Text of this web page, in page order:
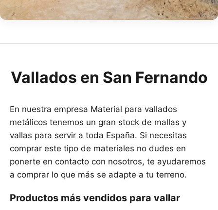
Vallados en San Fernando
En nuestra empresa Material para vallados
metálicos tenemos un gran stock de mallas y
vallas para servir a toda España. Si necesitas
comprar este tipo de materiales no dudes en
ponerte en contacto con nosotros, te ayudaremos
a comprar lo que más se adapte a tu terreno.
Productos más vendidos para vallar